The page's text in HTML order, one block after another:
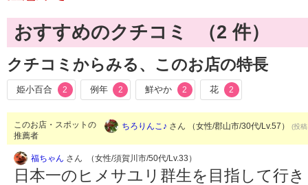
おすすめのクチコミ （2 件）
クチコミからみる、このお店の特長
姫小百合 2 例年 2 鮮やか 2 花 2
このお店・スポットの
推薦者
ちろりんこ♪ さん （女性/郡山市/30代/Lv.57） (投
福ちゃん さん （女性/須賀川市/50代/Lv.33）
日本一のヒメサユリ群生を目指して行